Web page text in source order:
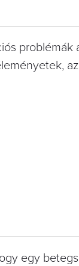
problémák
egy